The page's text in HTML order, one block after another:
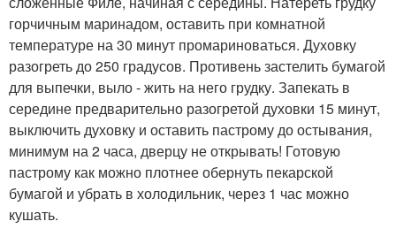
горчичным маринадом, оставить при комнатной
температуре на 30 минут промариноваться. Духовку
разогреть до 250 градусов. Противень застелить бумагой
для выпечки, выло - жить на него грудку. Запекать в
середине предварительно разогретой духовки 15 минут,
выключить духовку и оставить пастрому до остывания,
минимум на 2 часа, дверцу не открывать! Готовую
пастрому как можно плотнее обернуть пекарской
бумагой и убрать в холодильник, через 1 час можно
кушать.